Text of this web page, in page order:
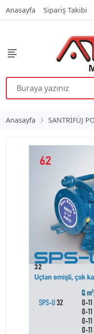
Anasayfa Sipariş Takibi
Anasayfa SANTRİFÜJ